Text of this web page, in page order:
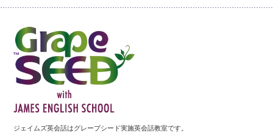
ジェイムズ英会話はグレープシード実施英会話教室です。